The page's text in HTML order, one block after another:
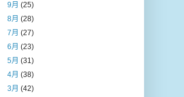
9月(25)
8月(28)
7月(27)
6月(23)
5月(31)
4月(38)
3月(42)